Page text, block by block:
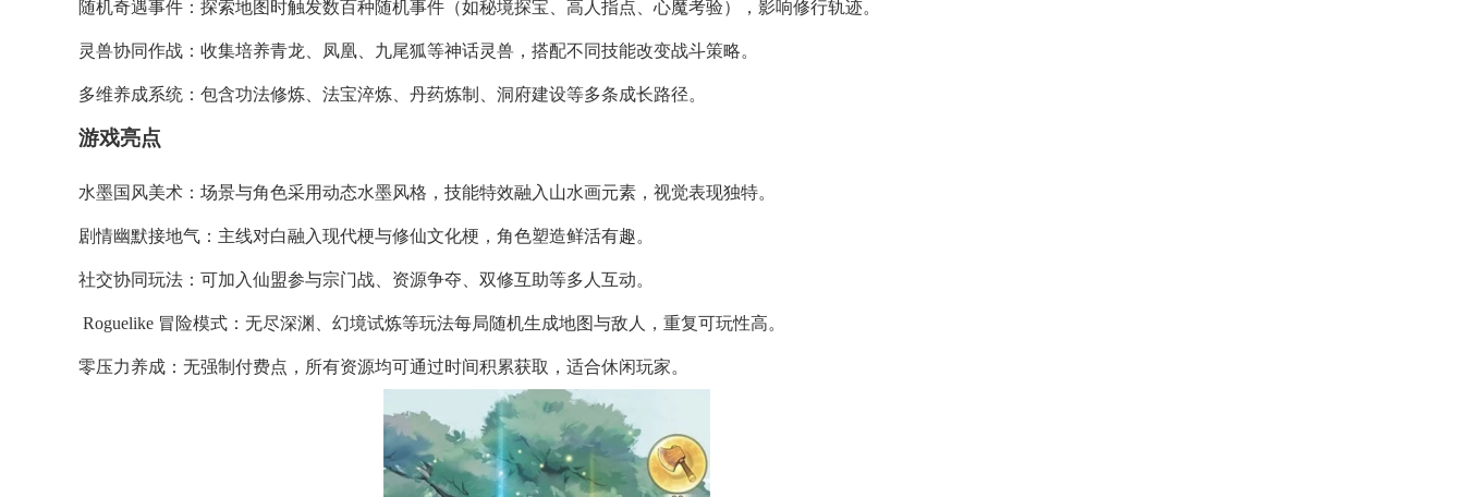
​​随机奇遇事件​​：探索地图时触发数百种随机事件（如秘境探宝、高人指点、心魔考验），影响修行轨迹。
​​灵兽协同作战​​：收集培养青龙、凤凰、九尾狐等神话灵兽，搭配不同技能改变战斗策略。
​​多维养成系统​​：包含功法修炼、法宝淬炼、丹药炼制、洞府建设等多条成长路径。
游戏亮点
​​水墨国风美术​​：场景与角色采用动态水墨风格，技能特效融入山水画元素，视觉表现独特。
​​剧情幽默接地气​​：主线对白融入现代梗与修仙文化梗，角色塑造鲜活有趣。
​​社交协同玩法​​：可加入仙盟参与宗门战、资源争夺、双修互助等多人互动。
​​ Roguelike 冒险模式​​：无尽深渊、幻境试炼等玩法每局随机生成地图与敌人，重复可玩性高。
​​零压力养成​​：无强制付费点，所有资源均可通过时间积累获取，适合休闲玩家。